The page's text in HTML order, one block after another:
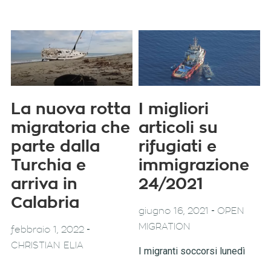
La nuova rotta
migratoria che
parte dalla
Turchia e
arriva in
Calabria
febbraio 1, 2022-
CHRISTIAN ELIA
I migliori
articoli su
rifugiati e
immigrazione
24/2021
giugno 16, 2021 - OPEN
MIGRATION
I migranti soccorsi lunedì